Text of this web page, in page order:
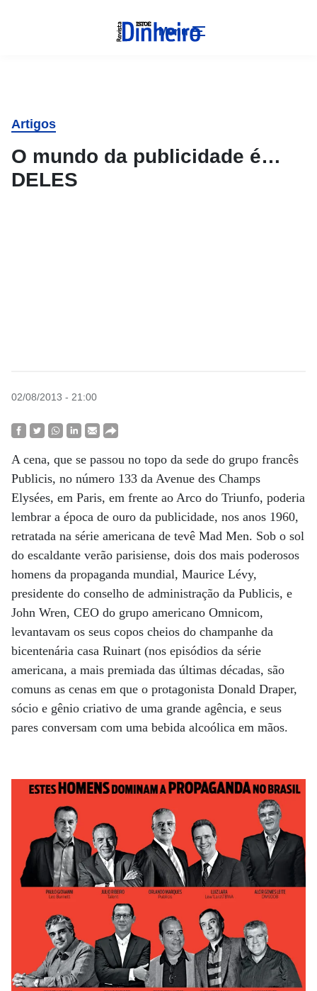
Menu
Artigos
O mundo da publicidade é…
DELES
02/08/2013 - 21:00
A cena, que se passou no topo da sede do grupo francês
Publicis, no número 133 da Avenue des Champs
Elysées, em Paris, em frente ao Arco do Triunfo, poderia
lembrar a época de ouro da publicidade, nos anos 1960,
retratada na série americana de tevê Mad Men. Sob o sol
do escaldante verão parisiense, dois dos mais poderosos
homens da propaganda mundial, Maurice Lévy,
presidente do conselho de administração da Publicis, e
John Wren, CEO do grupo americano Omnicom,
levantavam os seus copos cheios do champanhe da
bicentenária casa Ruinart (nos episódios da série
americana, a mais premiada das últimas décadas, são
comuns as cenas em que o protagonista Donald Draper,
sócio e gênio criativo de uma grande agência, e seus
pares conversam com uma bebida alcoólica em mãos.